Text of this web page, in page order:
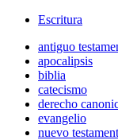
Escritura
antiguo
apocalipsis
biblia
catecismo
derecho
evangelio
nuevo